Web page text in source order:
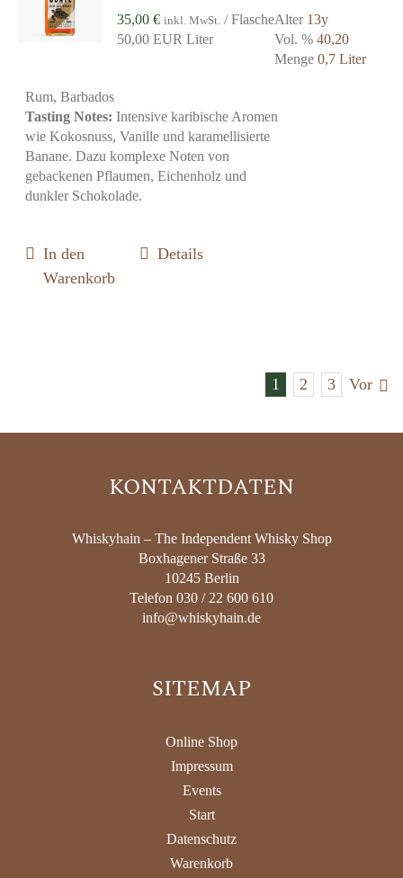
35,00€ inkl. MwSt. / Flasche
50,00 EUR Liter
Alter 13y
Vol. %40,20
Menge0,7 Liter
Rum, Barbados
Tasting Notes: Intensive karibische Aromen
wie Kokosnuss, Vanille und karamellisierte
Banane. Dazu komplexe Noten von
gebackenen Pflaumen, Eichenholz und
dunkler Schokolade.
In den
Warenkorb
Details
1 2 3 Vor
KONTAKTDATEN
Whiskyhain – The Independent Whisky Shop
Boxhagener Straße 33
10245 Berlin
Telefon 030 / 22 600 610
info@whiskyhain.de
SITEMAP
Online Shop
Impressum
Events
Start
Datenschutz
Warenkorb